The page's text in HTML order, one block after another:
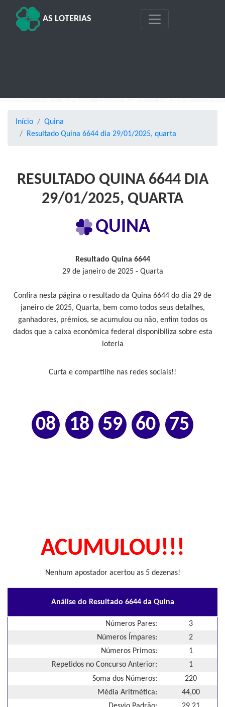
AS LOTERIAS
Início
Quina
Resultado Quina 6644 dia 29/01/2025, quarta
RESULTADO QUINA 6644 DIA
29/01/2025, QUARTA
QUINA
Resultado Quina 6644
29 de janeiro de 2025 - Quarta
Confira nesta página o resultado da Quina 6644 do dia 29 de
janeiro de 2025, Quarta, bem como todos seus detalhes,
ganhadores, prêmios, se acumulou ou não, enfim todos os
dados que a caixa econômica federal disponibiliza sobre esta
loteria
Curta e compartilhe nas redes sociais!!
08 18 59 60 75
ACUMULOU!!!
Nenhum apostador acertou as 5 dezenas!
Análise do Resultado 6644 da Quina
Números Pares:
3
Números Ímpares:
2
Números Primos:
1
Repetidos no Concurso Anterior:
1
Soma dos Números:
220
Média Aritmética:
44,00